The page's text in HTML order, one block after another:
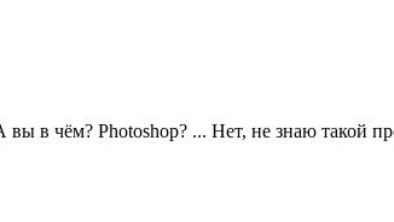
в чём? Photoshop? ... Нет, не знаю такой